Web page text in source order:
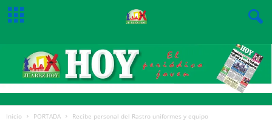
Inicio PORTADA Recibe personal del Rastro uniformes y equipo